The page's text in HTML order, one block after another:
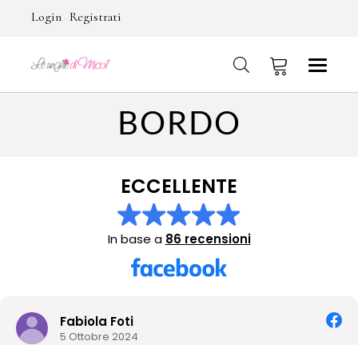
Login Registrati
No products in the cart.
BORDO
ECCELLENTE
In base a 86 recensioni
Fabiola Foti
5 Ottobre 2024